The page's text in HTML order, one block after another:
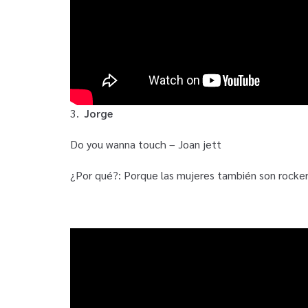
3. Jorge
Do you wanna touch – Joan jett
¿Por qué?: Porque las mujeres también son